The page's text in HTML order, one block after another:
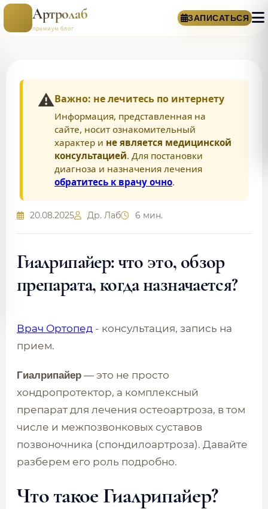
Артролаб
премиум блог
ЗАПИСАТЬСЯ
⚠️Важно: не лечитесь по интернету
Информация, представленная на
сайте, носит ознакомительный
характер и не является медицинской
консультацией. Для постановки
диагноза и назначения лечения
обратитесь к врачу очно.
20.08.2025 Др. Лаб 6 мин.
Гиалрипайер: что это, обзор
препарата, когда назначается?
Врач Ортопед - консультация, запись на
прием.
Гиалрипайер — это не просто
хондропротектор, а комплексный
препарат для лечения остеоартроза, в том
числе и межпозвонковых суставов
позвоночника (спондилоартроза). Давайте
разберем его роль подробно.
Что такое Гиалрипайер?